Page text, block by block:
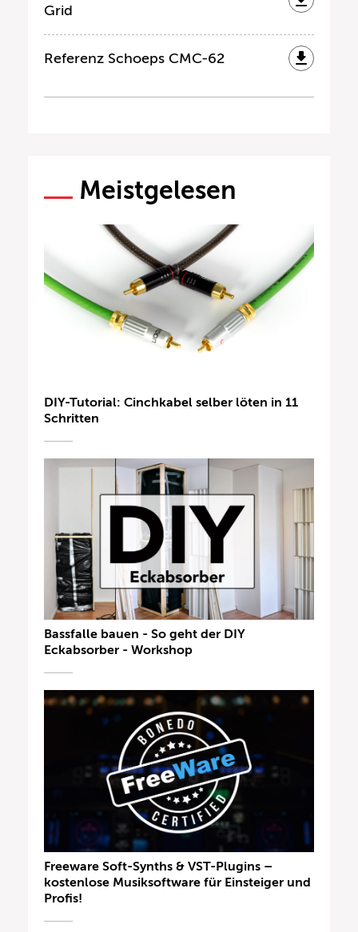
Grid
Referenz Schoeps CMC-62
Meistgelesen
DIY-Tutorial: Cinchkabel selber löten in 11
Schritten
Bassfalle bauen - So geht der DIY
Eckabsorber - Workshop
Freeware Soft-Synths & VST-Plugins –
kostenlose Musiksoftware für Einsteiger und
Profis!